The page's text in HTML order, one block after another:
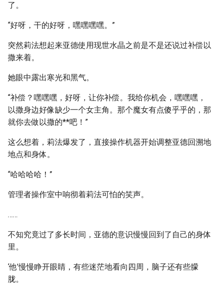
了。
“好呀，干的好呀，嘿嘿嘿嘿。”
突然莉法想起来亚德使用现世水晶之前是不是还说过补偿以
撒来着。
她眼中露出寒光和黑气。
“补偿？嘿嘿嘿，好呀，让你补偿。我给你机会，嘿嘿嘿，
以撒身边好像缺少一个女主角。那个魔女有点傻乎乎的，那
就你去做以撒的**吧！”
这么想着，莉法爆发了，直接操作机器开始调整亚德回溯地
地点和身体。
“哈哈哈哈！”
管理者操作室中响彻着莉法可怕的笑声。
……
不知究竟过了多长时间，亚德的意识慢慢回到了自己的身体
里。
‘他’慢慢睁开眼睛，有些迷茫地看向四周，脑子还有些朦
胧。